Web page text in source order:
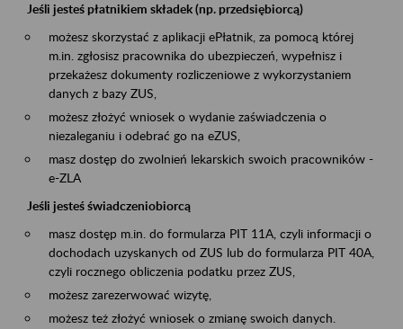
Jeśli jesteś płatnikiem składek (np. przedsiębiorcą)
możesz skorzystać z aplikacji ePłatnik, za pomocą której
m.in. zgłosisz pracownika do ubezpieczeń, wypełnisz i
przekażesz dokumenty rozliczeniowe z wykorzystaniem
danych z bazy ZUS,
możesz złożyć wniosek o wydanie zaświadczenia o
niezaleganiu i odebrać go na eZUS,
masz dostęp do zwolnień lekarskich swoich pracowników -
e-ZLA
Jeśli jesteś świadczeniobiorcą
masz dostęp m.in. do formularza PIT 11A, czyli informacji o
dochodach uzyskanych od ZUS lub do formularza PIT 40A,
czyli rocznego obliczenia podatku przez ZUS,
możesz zarezerwować wizytę,
możesz też złożyć wniosek o zmianę swoich danych.